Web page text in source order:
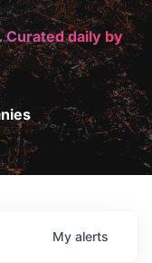
Curated daily by
My alerts